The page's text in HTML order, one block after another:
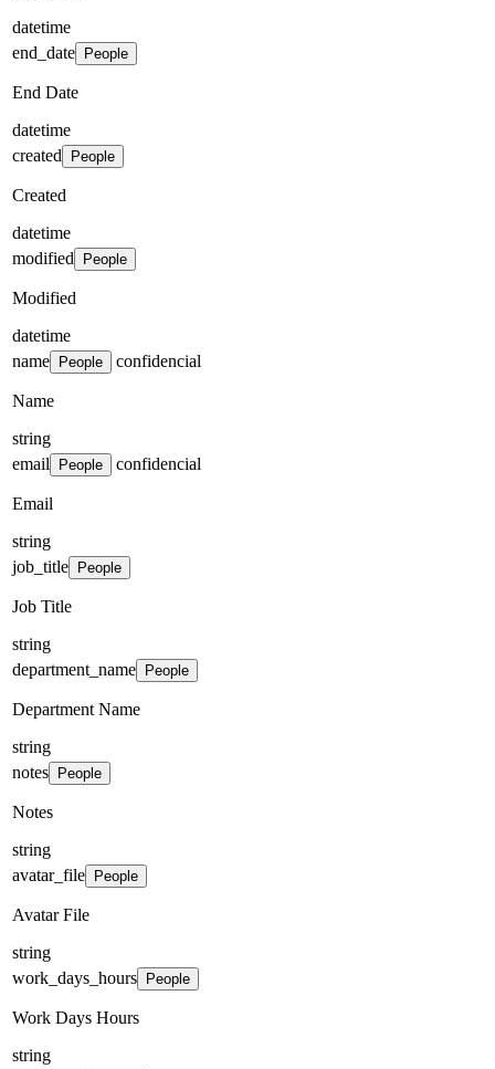
datetime
end_date
People
End Date
datetime
created
People
Created
datetime
modified
People
Modified
datetime
name
People confidencial
Name
string
email
People confidencial
Email
string
job_title
People
Job Title
string
department_name
People
Department Name
string
notes
People
Notes
string
avatar_file
People
Avatar File
string
work_days_hours
People
Work Days Hours
string